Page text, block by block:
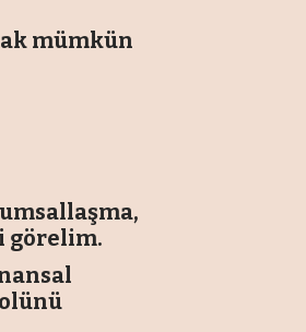
mümkün
görelim.